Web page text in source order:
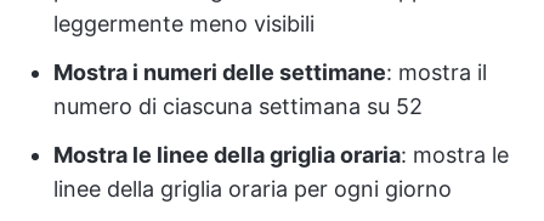
leggermente meno visibili
Mostra i numeri delle settimane: mostra il
numero di ciascuna settimana su 52
Mostra le linee della griglia oraria: mostra le
linee della griglia oraria per ogni giorno